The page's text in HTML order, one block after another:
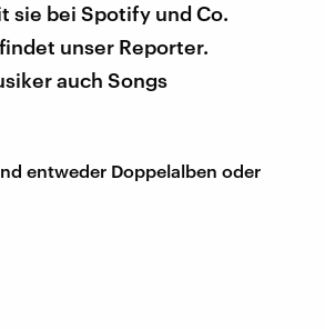
sie bei Spotify und Co.
unser Reporter.
auch Songs
entweder Doppelalben oder